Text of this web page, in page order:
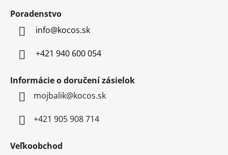
Poradenstvo
info@kocos.sk
+421 940 600 054
Informácie o doručení zásielok
mojbalik@kocos.sk
+421 905 908 714
Veľkoobchod